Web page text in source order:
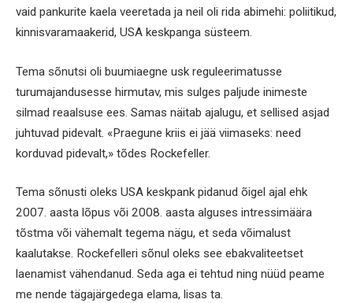
vaid pankurite kaela veeretada ja neil oli rida abimehi: poliitikud,
kinnisvaramaakerid, USA keskpanga süsteem.
Tema sõnutsi oli buumiaegne usk reguleerimatusse
turumajandusesse hirmutav, mis sulges paljude inimeste
silmad reaalsuse ees. Samas näitab ajalugu, et sellised asjad
juhtuvad pidevalt. «Praegune kriis ei jää viimaseks: need
korduvad pidevalt,» tõdes Rockefeller.
Tema sõnusti oleks USA keskpank pidanud õigel ajal ehk
2007. aasta lõpus või 2008. aasta alguses intressimäära
tõstma või vähemalt tegema nägu, et seda võimalust
kaalutakse. Rockefelleri sõnul oleks see ebakvaliteetset
laenamist vähendanud. Seda aga ei tehtud ning nüüd peame
me nende tägajärgedega elama, lisas ta.